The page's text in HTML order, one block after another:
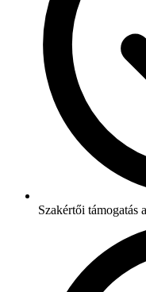
Szakértői támogatás